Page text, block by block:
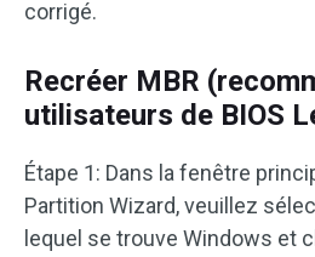
corrigé.
Recréer MBR
utilisateurs de BIOS
Étape 1: Dans la fenêtre
Partition Wizard, veuillez
lequel se trouve Windows et